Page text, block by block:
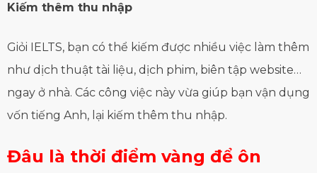
Kiếm thêm thu nhập
Giỏi IELTS, bạn có thể kiếm được nhiều việc làm thêm
như dịch thuật tài liệu, dịch phim, biên tập website…
ngay ở nhà. Các công việc này vừa giúp bạn vận dụng
vốn tiếng Anh, lại kiếm thêm thu nhập.
Đâu là thời điểm vàng để ôn